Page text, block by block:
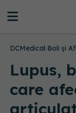
DCMedical›Boli și
Lupus,
care